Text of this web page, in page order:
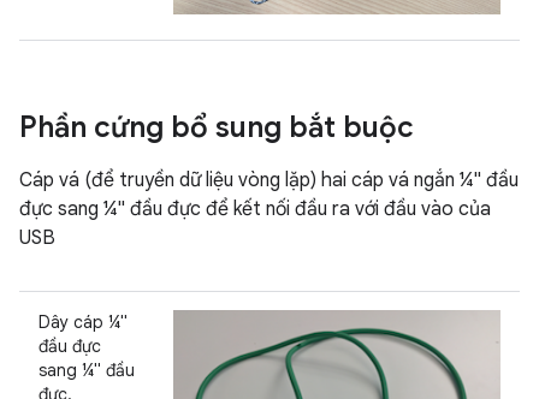
Phần cứng bổ sung bắt buộc
Cáp vá (để truyền dữ liệu vòng lặp) hai cáp vá ngắn ¼" đầu
đực sang ¼" đầu đực để kết nối đầu ra với đầu vào của
USB
Dây cáp ¼"
đầu đực
sang ¼" đầu
đực.